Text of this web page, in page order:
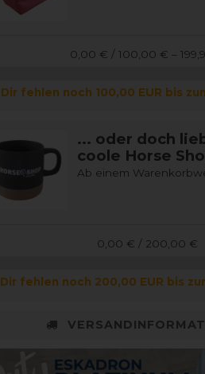
0,00 € / 100,00 € –
Dir fehlen noch 100,00 EUR bis
... oder doch
coole Horse
Ab einem
0,00 € / 200,00 €
Dir fehlen noch 200,00 EUR bis